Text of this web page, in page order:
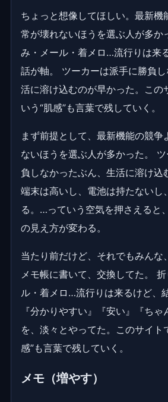
ちょっと想像してほしい。最新機
常が壊れないほうを選ぶ人が多か
み・メール・着メロ…流行りは来
話が軸。 ツーカーは派手に勝負
活に溶け込むのが早かった。この
いう“肌感”も言葉で残していく。
まず前提として、最新機能の競争
ないほうを選ぶ人が多かった。
負しなかったぶん、生活に溶け込
端末は高いし、電池は持たないし
る。…っていう空気を押さえると
の見え方が変わる。
当たり前だけど、それでもみんな
メモ帳に書いて、交換してた。
ル・着メロ…流行りは来るけど、
『分かりやすい』『安い』『ちゃ
を、淡々とやってた。このサイト
感”も言葉で残していく。
メモ（増やす）